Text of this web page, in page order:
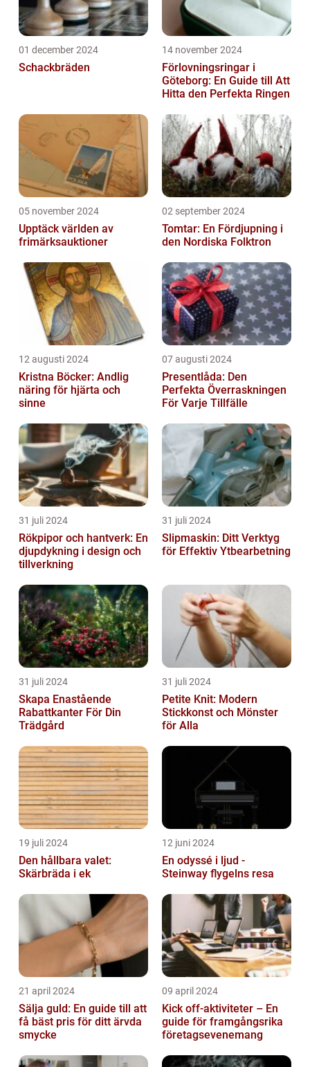
01 december 2024
Schackbräden
14 november 2024
Förlovningsringar i
Göteborg: En Guide till Att
Hitta den Perfekta Ringen
05 november 2024
Upptäck världen av
frimärksauktioner
02 september 2024
Tomtar: En Fördjupning i
den Nordiska Folktron
12 augusti 2024
Kristna Böcker: Andlig
näring för hjärta och
sinne
07 augusti 2024
Presentlåda: Den
Perfekta Överraskningen
För Varje Tillfälle
31 juli 2024
Rökpipor och hantverk: En
djupdykning i design och
tillverkning
31 juli 2024
Slipmaskin: Ditt Verktyg
för Effektiv Ytbearbetning
31 juli 2024
Skapa Enastående
Rabattkanter För Din
Trädgård
31 juli 2024
Petite Knit: Modern
Stickkonst och Mönster
för Alla
19 juli 2024
Den hållbara valet:
Skärbräda i ek
12 juni 2024
En odyssé i ljud -
Steinway flygelns resa
21 april 2024
Sälja guld: En guide till att
få bäst pris för ditt ärvda
smycke
09 april 2024
Kick off-aktiviteter – En
guide för framgångsrika
företagsevenemang